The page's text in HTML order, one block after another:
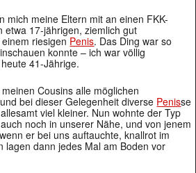
mich meine Eltern mit an einen FKK-
etwa 17-jährigen, ziemlich gut
riesigen Penis. Das Ding war so
konnte – ich war völlig
41-Jährige.
Cousins alle möglichen
bei dieser Gelegenheit diverse Penisse
viel kleiner. Nun wohnte der Typ
noch in unserer Nähe, und von jenem
er bei uns auftauchte, knallrot im
lagen dann jedes Mal am Boden vor